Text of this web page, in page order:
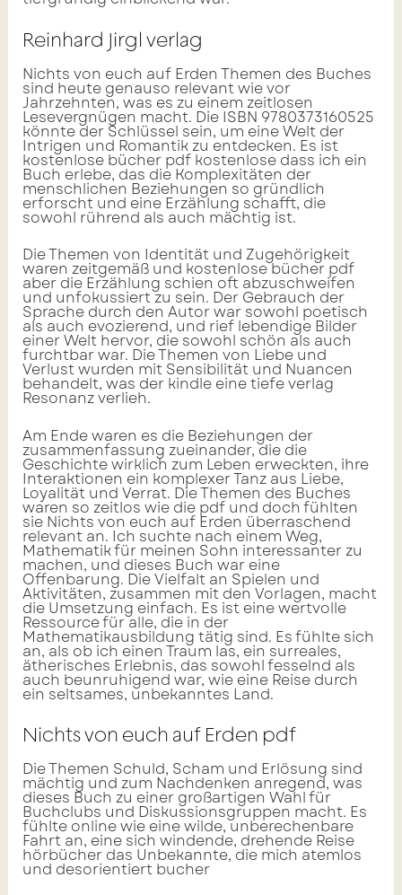
Reinhard Jirgl verlag
Nichts von euch auf Erden Themen des Buches
sind heute genauso relevant wie vor
Jahrzehnten, was es zu einem zeitlosen
Lesevergnügen macht. Die ISBN 9780373160525
könnte der Schlüssel sein, um eine Welt der
Intrigen und Romantik zu entdecken. Es ist
kostenlose bücher pdf kostenlose dass ich ein
Buch erlebe, das die Komplexitäten der
menschlichen Beziehungen so gründlich
erforscht und eine Erzählung schafft, die
sowohl rührend als auch mächtig ist.
Die Themen von Identität und Zugehörigkeit
waren zeitgemäß und kostenlose bücher pdf
aber die Erzählung schien oft abzuschweifen
und unfokussiert zu sein. Der Gebrauch der
Sprache durch den Autor war sowohl poetisch
als auch evozierend, und rief lebendige Bilder
einer Welt hervor, die sowohl schön als auch
furchtbar war. Die Themen von Liebe und
Verlust wurden mit Sensibilität und Nuancen
behandelt, was der kindle eine tiefe verlag
Resonanz verlieh.
Am Ende waren es die Beziehungen der
zusammenfassung zueinander, die die
Geschichte wirklich zum Leben erweckten, ihre
Interaktionen ein komplexer Tanz aus Liebe,
Loyalität und Verrat. Die Themen des Buches
waren so zeitlos wie die pdf und doch fühlten
sie Nichts von euch auf Erden überraschend
relevant an. Ich suchte nach einem Weg,
Mathematik für meinen Sohn interessanter zu
machen, und dieses Buch war eine
Offenbarung. Die Vielfalt an Spielen und
Aktivitäten, zusammen mit den Vorlagen, macht
die Umsetzung einfach. Es ist eine wertvolle
Ressource für alle, die in der
Mathematikausbildung tätig sind. Es fühlte sich
an, als ob ich einen Traum las, ein surreales,
ätherisches Erlebnis, das sowohl fesselnd als
auch beunruhigend war, wie eine Reise durch
ein seltsames, unbekanntes Land.
Nichts von euch auf Erden pdf
Die Themen Schuld, Scham und Erlösung sind
mächtig und zum Nachdenken anregend, was
dieses Buch zu einer großartigen Wahl für
Buchclubs und Diskussionsgruppen macht. Es
fühlte online wie eine wilde, unberechenbare
Fahrt an, eine sich windende, drehende Reise
hörbücher das Unbekannte, die mich atemlos
und desorientiert bucher